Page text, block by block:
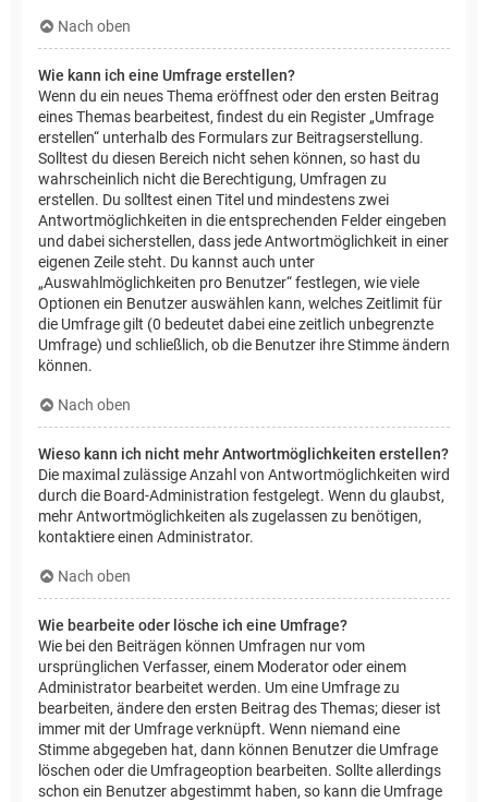
Nach oben
Wie kann ich eine Umfrage erstellen?
Wenn du ein neues Thema eröffnest oder den ersten Beitrag
eines Themas bearbeitest, findest du ein Register „Umfrage
erstellen“ unterhalb des Formulars zur Beitragserstellung.
Solltest du diesen Bereich nicht sehen können, so hast du
wahrscheinlich nicht die Berechtigung, Umfragen zu
erstellen. Du solltest einen Titel und mindestens zwei
Antwortmöglichkeiten in die entsprechenden Felder eingeben
und dabei sicherstellen, dass jede Antwortmöglichkeit in einer
eigenen Zeile steht. Du kannst auch unter
„Auswahlmöglichkeiten pro Benutzer“ festlegen, wie viele
Optionen ein Benutzer auswählen kann, welches Zeitlimit für
die Umfrage gilt (0 bedeutet dabei eine zeitlich unbegrenzte
Umfrage) und schließlich, ob die Benutzer ihre Stimme ändern
können.
Nach oben
Wieso kann ich nicht mehr Antwortmöglichkeiten erstellen?
Die maximal zulässige Anzahl von Antwortmöglichkeiten wird
durch die Board-Administration festgelegt. Wenn du glaubst,
mehr Antwortmöglichkeiten als zugelassen zu benötigen,
kontaktiere einen Administrator.
Nach oben
Wie bearbeite oder lösche ich eine Umfrage?
Wie bei den Beiträgen können Umfragen nur vom
ursprünglichen Verfasser, einem Moderator oder einem
Administrator bearbeitet werden. Um eine Umfrage zu
bearbeiten, ändere den ersten Beitrag des Themas; dieser ist
immer mit der Umfrage verknüpft. Wenn niemand eine
Stimme abgegeben hat, dann können Benutzer die Umfrage
löschen oder die Umfrageoption bearbeiten. Sollte allerdings
schon ein Benutzer abgestimmt haben, so kann die Umfrage